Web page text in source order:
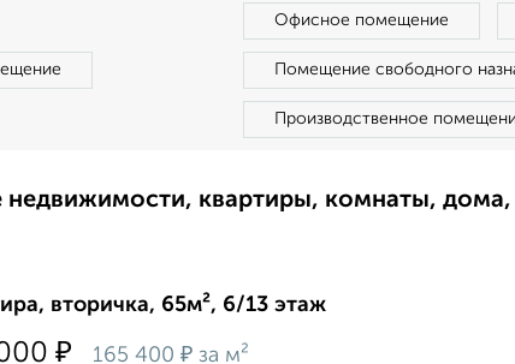
Офисное помещение
Помещение свободного
Производственное
квартиры, комнаты,
вторичка, 65м², 6/13 этаж
₽ 165 400 ₽ за м²